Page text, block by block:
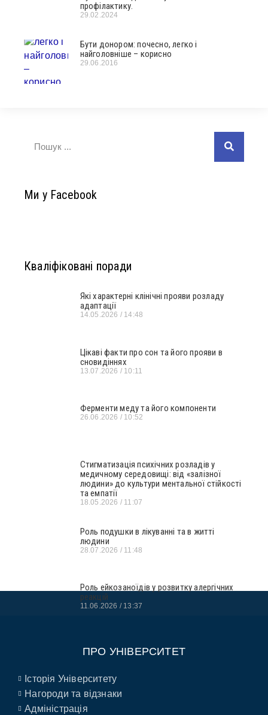
профілактику.
29.02.2024
Бути донором: почесно, легко і
найголовніше – корисно
29.06.2016
Ми у Facebook
Кваліфіковані поради
Які характерні клінічні прояви розладу
адаптації
14.05.2026 14:48
Цікаві факти про сон та його прояви в
сновидіннях
13.07.2026 10:11
Ферменти меду та його компоненти
26.06.2026 10:52
Стигматизація психічних розладів у
медичному середовищі: від «залізної
людини» до культури ментальної стійкості
та емпатії
18.05.2026 11:07
Роль подушки в лікуванні та в житті
людини
28.07.2026 11:48
Роль ейкозаноїдів у розвитку алергічних
реакцій
11.06.2026 13:37
ПРО УНІВЕРСИТЕТ
Історія Університету
Нагороди та відзнаки
Адміністрація